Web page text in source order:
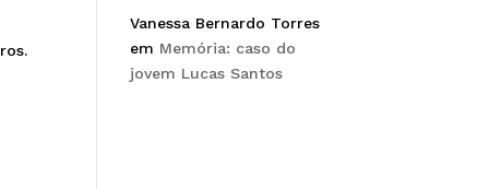
Vanessa Bernardo Torres
em Memória: caso do
jovem Lucas Santos